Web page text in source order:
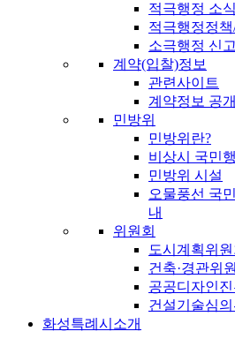
적극행정 소
적극행정정
소극행정 신
계약(입찰)정보
관련사이트
계약정보 공
민방위
민방위란?
비상시 국민
민방위 시설
오물풍선 국
내
위원회
도시계획위원
건축·경관위
공공디자인진
건설기술심의
화성특례시소개